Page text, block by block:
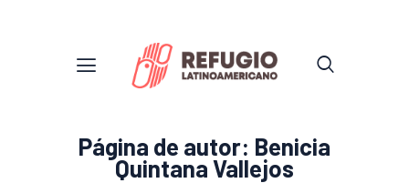
Página de autor: Benicia
Quintana Vallejos